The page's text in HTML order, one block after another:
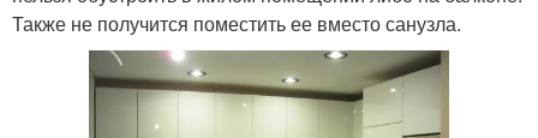
Также не получится поместить ее вместо санузла.